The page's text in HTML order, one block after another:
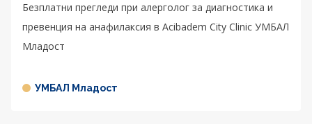
Безплатни прегледи при алерголог за диагностика и
превенция на анафилаксия в Acibadem City Clinic УМБАЛ
Младост
УМБАЛ Младост